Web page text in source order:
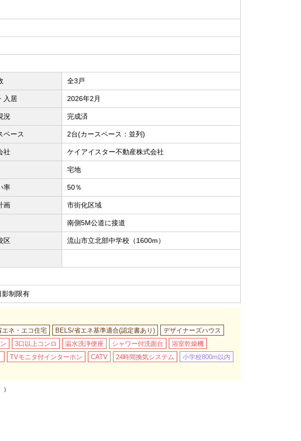
全3戸
入居 2026年2月
況 完成済
ペース 2台(カースペース：並列)
社 ケイアイスター不動産株式会社
宅地
率 50％
画 市街化区域
南側5M公道に接道
区 流山市立北部中学校（1600m）
影制限有
エネ・エコ住宅 BELS/省エネ基準適合(認定書あり)
デザイナーズハウス
3口以上コンロ 温水洗浄便座 シャワー付洗面台
浴室乾燥機
TVモニタ付インターホン CATV 24時間換気システム
小学校800m以内